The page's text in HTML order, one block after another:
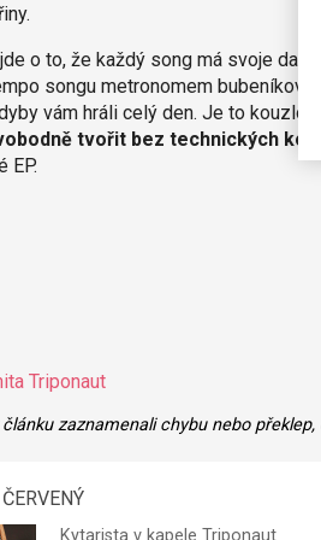
o to, že každý song má svoje
songu metronomem bubeníkovi
vám hráli celý den. Je to
tvořit bez technických
EP.
Triponaut
zaznamenali chybu nebo
Kytarista v kapele Triponaut